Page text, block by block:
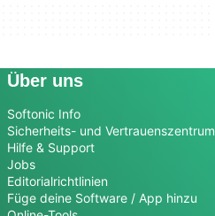
Über uns
Softonic Info
Sicherheits- und Vertrauenszentrum
Hilfe & Support
Jobs
Editorialrichtlinien
Füge deine Software / App hinzu